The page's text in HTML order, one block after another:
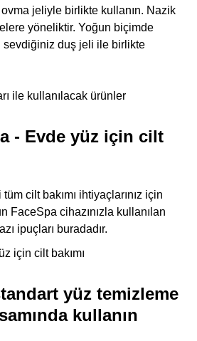
jeliyle birlikte kullanın. Nazik
yöneliktir. Yoğun biçimde
sevdiğiniz duş jeli ile birlikte
ile kullanılacak ürünler
- Evde yüz için cilt
cilt bakımı ihtiyaçlarınız için
FaceSpa cihazınızla kullanılan
ipuçları buradadır.
için cilt bakımı
yüz temizleme
kullanın